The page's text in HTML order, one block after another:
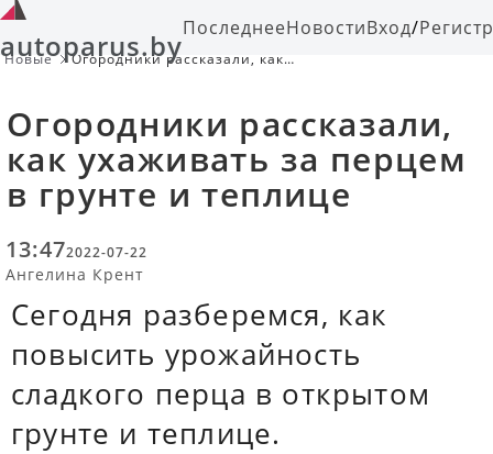
autoparus.byПоследнееНовостиВход/
Новые
Огородники рассказали, как
Огородники рассказали,
как ухаживать за перцем
в грунте и теплице
13:472022-07-22
Ангелина Крент
Сегодня разберемся, как
повысить урожайность
сладкого перца в открытом
грунте и теплице.